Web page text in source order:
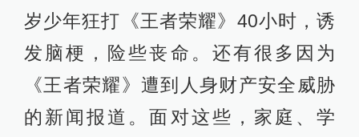
岁少年狂打《王者荣耀》40小时，诱
发脑梗，险些丧命。还有很多因为
《王者荣耀》遭到人身财产安全威胁
的新闻报道。面对这些，家庭、学